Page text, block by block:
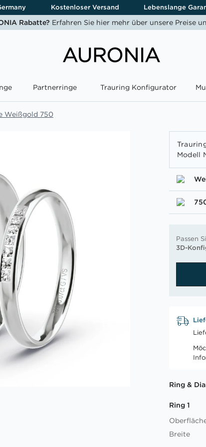
Kostenloser Versand Lebenslange
Rabatte? Erfahren Sie hier mehr über unsere Preise
Partnerringe Trauring Konfigurator
Weißgold 750
Modell
Passen
3D-
Ring &
Ring 1
Breite